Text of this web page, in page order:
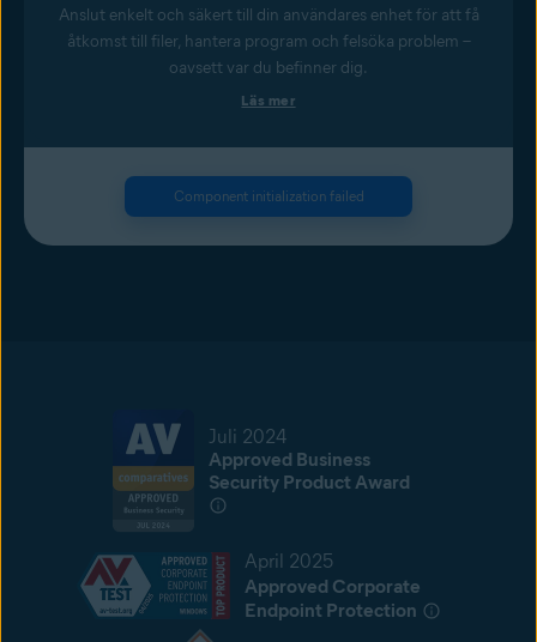
Anslut enkelt och säkert till din användares enhet för att få
åtkomst till filer, hantera program och felsöka problem –
oavsett var du befinner dig.
Läs mer
Component initialization failed
Juli 2024
Approved Business
Security Product Award
April 2025
Approved Corporate
Endpoint Protection